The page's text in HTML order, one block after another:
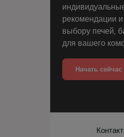
рекомендации
выбору печей,
для вашего
Начать сейчас